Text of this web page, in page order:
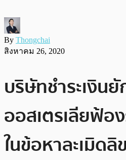
By Thongchai
สิงหาคม 26, 2020
บริษัทชำระเงิน
ออสเตรเลียฟ้อ
ในข้อหาละเมิด